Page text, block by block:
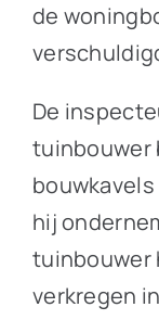
de
De
tuinbouwer
hij
tuinbouwer
verkregen